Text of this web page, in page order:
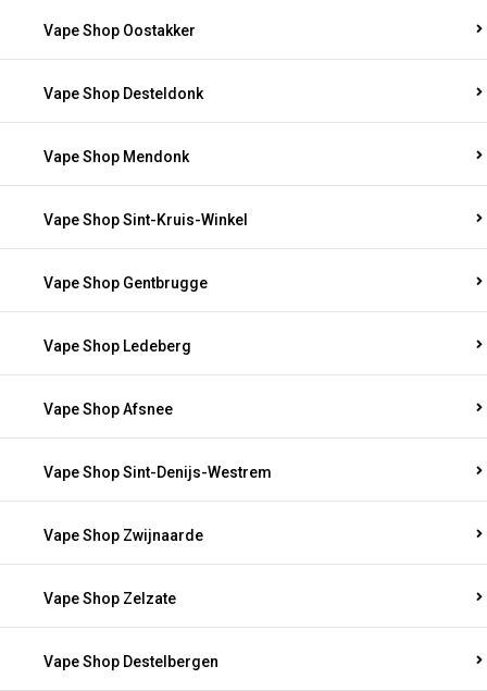
Vape Shop Oostakker
Vape Shop Desteldonk
Vape Shop Mendonk
Vape Shop Sint-Kruis-Winkel
Vape Shop Gentbrugge
Vape Shop Ledeberg
Vape Shop Afsnee
Vape Shop Sint-Denijs-Westrem
Vape Shop Zwijnaarde
Vape Shop Zelzate
Vape Shop Destelbergen